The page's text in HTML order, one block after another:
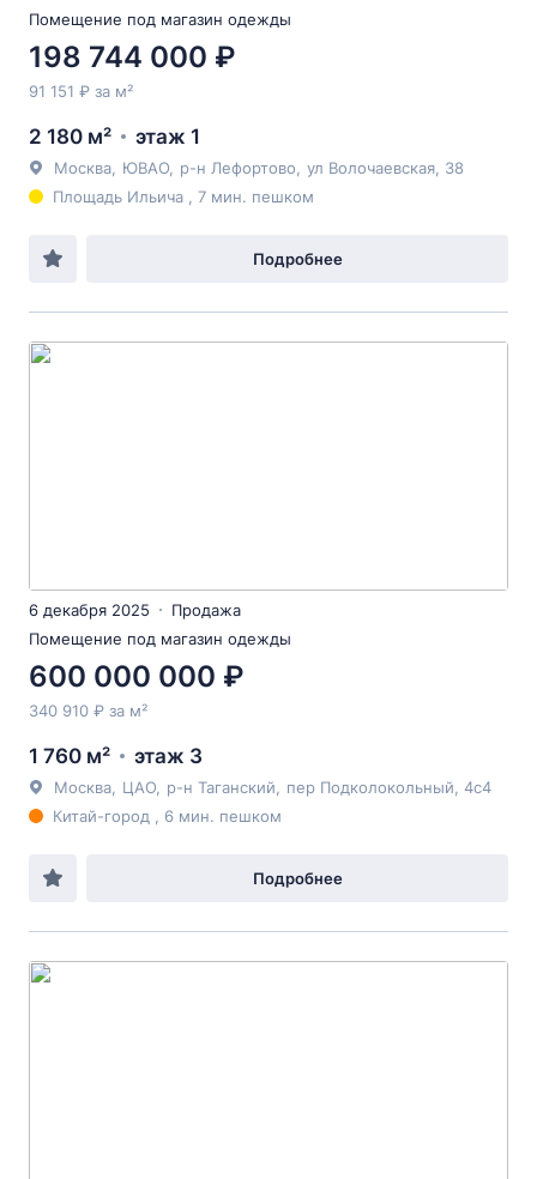
Помещение под магазин одежды
198 744 000 ₽
91 151 ₽ за м²
2 180 м² этаж 1
Москва ЮВАО р-н Лефортово ул Волочаевская , 38
Площадь Ильича , 7 мин. пешком
Подробнее
6 декабря 2025
Продажа
Помещение под магазин одежды
600 000 000 ₽
340 910 ₽ за м²
1 760 м² этаж 3
Москва ЦАО р-н Таганский пер Подколокольный , 4с4
Китай-город , 6 мин. пешком
Подробнее